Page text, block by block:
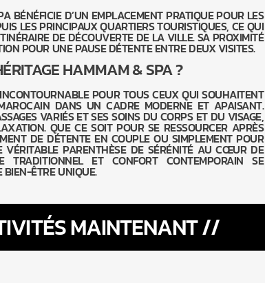
BÉNÉFICIE D’UN EMPLACEMENT PRATIQUE POUR LES
LES PRINCIPAUX QUARTIERS TOURISTIQUES, CE QUI
DE DÉCOUVERTE DE LA VILLE. SA PROXIMITÉ
POUR UNE PAUSE DÉTENTE ENTRE DEUX VISITES.
HAMMAM & SPA ?
POUR TOUS CEUX QUI SOUHAITENT
DANS UN CADRE MODERNE ET APAISANT.
VARIÉS ET SES SOINS DU CORPS ET DU VISAGE,
QUE CE SOIT POUR SE RESSOURCER APRÈS
DE DÉTENTE EN COUPLE OU SIMPLEMENT POUR
PARENTHÈSE DE SÉRÉNITÉ AU CŒUR DE
ET CONFORT CONTEMPORAIN SE
BIEN-ÊTRE UNIQUE.
MAINTENANT //